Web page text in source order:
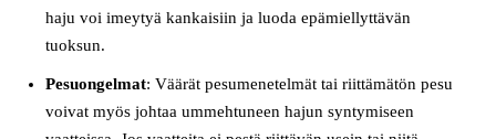
haju voi imeytyä kankaisiin ja luoda epämiellyttävän
tuoksun.
Pesuongelmat: Väärät pesumenetelmät tai riittämätön pesu
voivat myös johtaa ummehtuneen hajun syntymiseen